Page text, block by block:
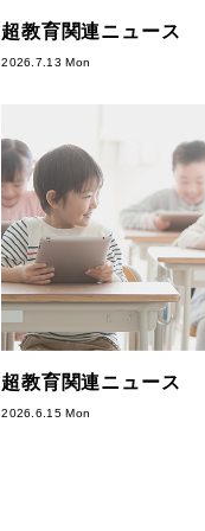
超教育関連ニュース
2026.7.13 Mon
超教育関連ニュース
2026.6.15 Mon